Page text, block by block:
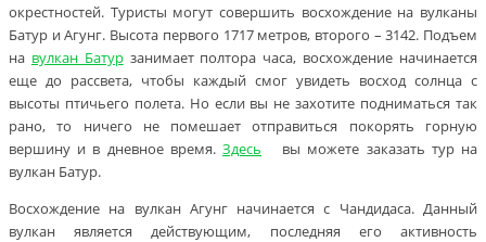
окрестностей. Туристы могут совершить восхождение на вулканы
Батур и Агунг. Высота первого 1717 метров, второго – 3142. Подъем
на вулкан Батурзанимает полтора часа, восхождение начинается
еще до рассвета, чтобы каждый смог увидеть восход солнца с
высоты птичьего полета. Но если вы не захотите подниматься так
рано, то ничего не помешает отправиться покорять горную
вершину и в дневное время. Здесь
вы можете заказать тур на
вулкан Батур.
Восхождение на вулкан Агунг начинается с Чандидаса. Данный
вулкан является действующим, последняя его активность